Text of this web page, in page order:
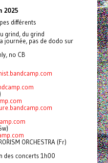
2025
différents
grind, du grind
journée, pas de dodo sur
no CB
ORCHESTRA (Fr)
des concerts 1h00